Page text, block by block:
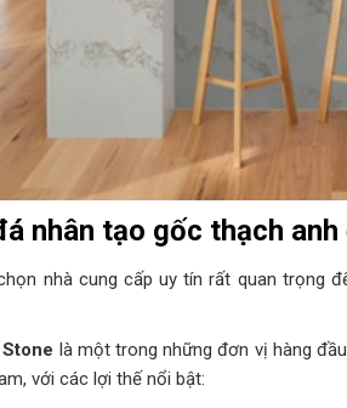
nhân tạo gốc thạch
nhà cung cấp uy tín rất quan trọng
là một trong những đơn vị hàng
với các lợi thế nổi bật: